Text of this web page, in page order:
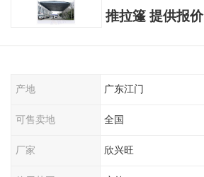
推拉篷 提供报价
产地 广东江门
可售卖地 全国
厂家 欣兴旺